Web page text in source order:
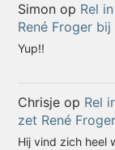
Simon op Rel
René Froger
Yup!!
Chrisje op Rel
zet René
Hij vind zich heel